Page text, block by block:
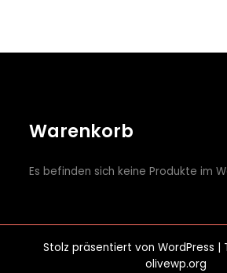
Warenkorb
Es befinden sich keine Produkte im
Stolz präsentiert von WordPress |
olivewp.org